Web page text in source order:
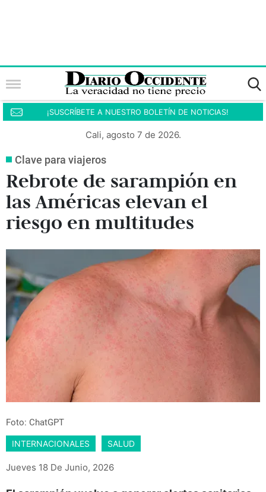
¡SUSCRÍBETE A NUESTRO BOLETÍN DE NOTICIAS!
Cali, agosto 7 de 2026.
Clave para viajeros
Rebrote de sarampión en
las Américas elevan el
riesgo en multitudes
Foto: ChatGPT
INTERNACIONALES SALUD
Jueves 18 De Junio, 2026